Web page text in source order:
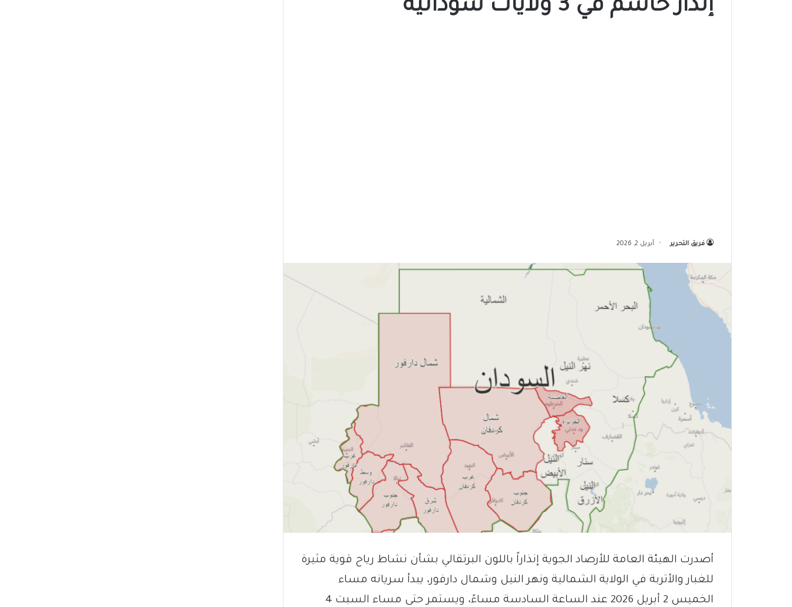
إنذار حاسم في 3 ولايات سودانية
فريق التحرير أبريل 2, 2026
أصدرت الهيئة العامة للأرصاد الجوية إنذاراً باللون البرتقالي بشأن نشاط رياح قوية مثيرة
للغبار والأتربة في الولاية الشمالية ونهر النيل وشمال دارفور، يبدأ سريانه مساء
الخميس 2 أبريل 2026 عند الساعة السادسة مساءً، ويستمر حتى مساء السبت 4